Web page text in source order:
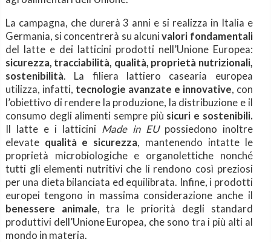
La campagna, che durerà 3 anni e si realizza in Italia e
Germania, si concentrerà su alcunivalori fondamentali
del latte e dei latticini prodotti nell’Unione Europea:
sicurezza, tracciabilità, qualità, proprietà nutrizionali,
sostenibilità. La filiera lattiero casearia europea
utilizza, infatti, tecnologie avanzate e innovative, con
l’obiettivo di rendere la produzione, la distribuzione e il
consumo degli alimenti sempre più sicuri e sostenibili.
Il latte e i latticini Made in EUpossiedono inoltre
elevate qualità e sicurezza, mantenendo intatte le
proprietà microbiologiche e organolettiche nonché
tutti gli elementi nutritivi che li rendono così preziosi
per una dieta bilanciata ed equilibrata. Infine, i prodotti
europei tengono in massima considerazione anche il
benessere animale, tra le priorità degli standard
produttivi dell’Unione Europea, che sono tra i più alti al
mondo in materia.